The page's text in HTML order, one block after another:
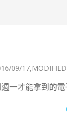
09/17,MODIFIED:
一才能拿到的